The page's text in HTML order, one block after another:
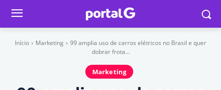
Início Marketing
99 amplia uso de carros elétricos no Brasil e quer
dobrar frota...
Marketing